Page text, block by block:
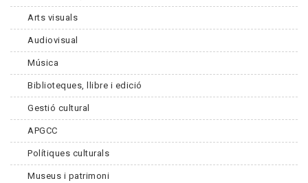
Arts visuals
Audiovisual
Música
Biblioteques, llibre i edició
Gestió cultural
APGCC
Polítiques culturals
Museus i patrimoni